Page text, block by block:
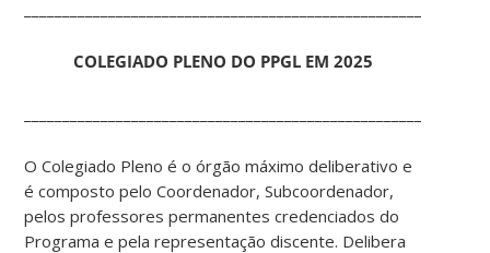
COLEGIADO PLENO DO PPGL EM 2025
O Colegiado Pleno é o órgão máximo deliberativo e
é composto pelo Coordenador, Subcoordenador,
pelos professores permanentes credenciados do
Programa e pela representação discente. Delibera